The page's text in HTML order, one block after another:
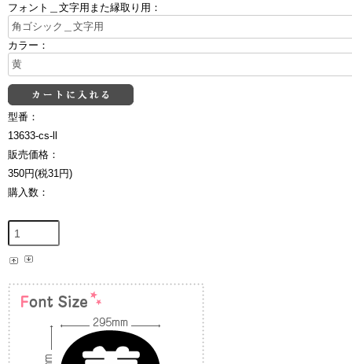
フォント＿文字用また縁取り用：
カラー：
型番：
13633-cs-ll
販売価格：
350円(税31円)
購入数：